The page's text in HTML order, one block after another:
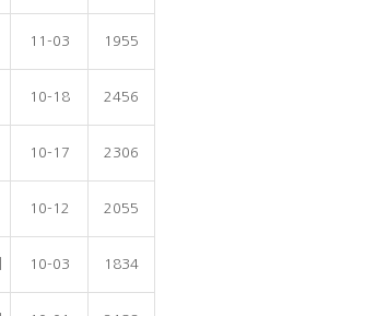
11-03 1955
10-18 2456
10-17 2306
10-12 2055
10-03 1834